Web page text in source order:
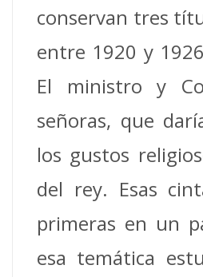
conservan tres
entre 1920 y
El ministro y
señoras, que
los gustos
del rey. Esas
primeras en un
esa temática